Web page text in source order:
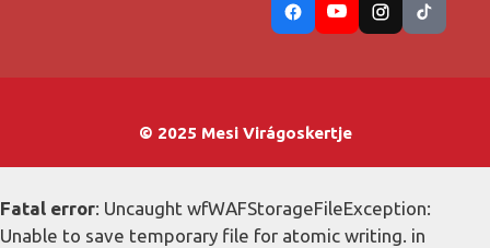
© 2025 Mesi Virágoskertje
Fatal error: Uncaught wfWAFStorageFileException:
Unable to save temporary file for atomic writing. in